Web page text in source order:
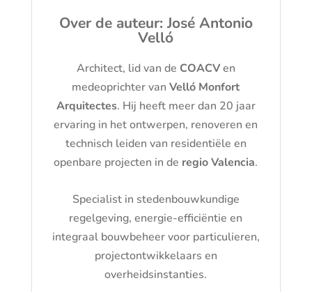
Over de auteur: José Antonio
Velló
Architect, lid van de COACVen
medeoprichter vanVelló Monfort
Arquitectes. Hij heeft meer dan 20 jaar
ervaring in het ontwerpen, renoveren en
technisch leiden van residentiële en
openbare projecten in de regio Valencia.
Specialist in stedenbouwkundige
regelgeving, energie-efficiëntie en
integraal bouwbeheer voor particulieren,
projectontwikkelaars en
overheidsinstanties.